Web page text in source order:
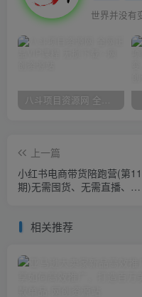
世界并没有
八斗项目资源网 全网正品VIP课程 无损下载~
上一篇
小红书电商带货陪跑营(第11
期)无需囤货、无需直播、无
相关推荐